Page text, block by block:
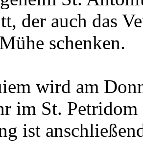
der auch das
schenken.
wird am
im St.
ist